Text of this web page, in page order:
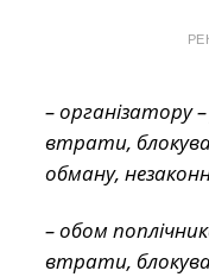
– організатору
втрати,
обману,
– обом
втрати,